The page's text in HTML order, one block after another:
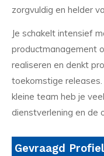
zorgvuldig en helder
Je schakelt intensief
productmanagement
realiseren en denkt
toekomstige
kleine team heb je
dienstverlening en de
Gevraagd